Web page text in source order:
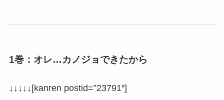
1巻：オレ…カノジョできたから
↓↓↓↓↓[kanren postid=”23791″]